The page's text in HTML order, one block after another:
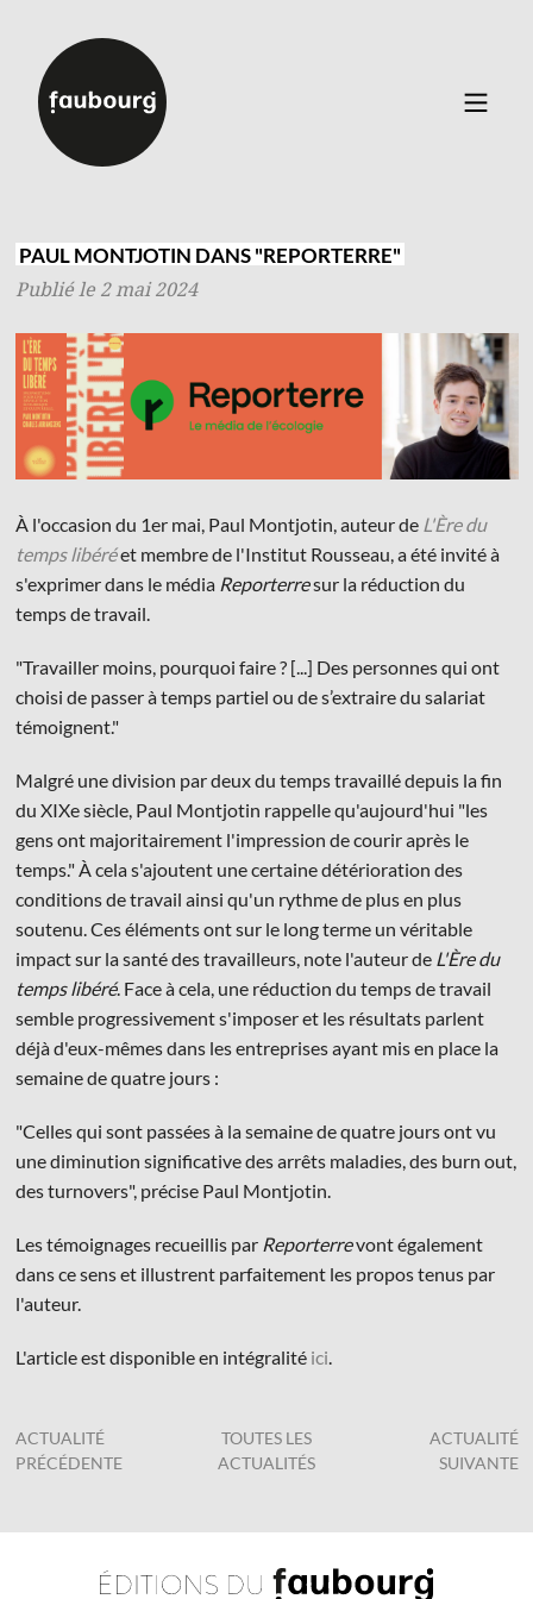
Auteurs
Événements
Contact
Connexion Inscription
© Les Éditions du Faubourg 2026
42 rue Planchat 75020 Paris
CGV•Mentions légales•Politique de confidentialité
PAUL MONTJOTIN DANS "REPORTERRE"
Publié le 2 mai 2024
À l'occasion du 1er mai, Paul Montjotin, auteur de L'Ère du
temps libéréet membre de l'Institut Rousseau, a été invité à
s'exprimer dans le média Reporterresur la réduction du
temps de travail.
"Travailler moins, pourquoi faire ? [...] Des personnes qui ont
choisi de passer à temps partiel ou de s’extraire du salariat
témoignent."
Malgré une division par deux du temps travaillé depuis la fin
du XIXe siècle, Paul Montjotin rappelle qu'aujourd'hui "les
gens ont majoritairement l'impression de courir après le
temps." À cela s'ajoutent une certaine détérioration des
conditions de travail ainsi qu'un rythme de plus en plus
soutenu. Ces éléments ont sur le long terme un véritable
impact sur la santé des travailleurs, note l'auteur de L'Ère du
temps libéré. Face à cela, une réduction du temps de travail
semble progressivement s'imposer et les résultats parlent
déjà d'eux-mêmes dans les entreprises ayant mis en place la
semaine de quatre jours :
"Celles qui sont passées à la semaine de quatre jours ont vu
une diminution significative des arrêts maladies, des burn out,
des turnovers", précise Paul Montjotin.
Les témoignages recueillis par Reporterrevont également
dans ce sens et illustrent parfaitement les propos tenus par
l'auteur.
L'article est disponible en intégralité ici.
ACTUALITÉ
PRÉCÉDENTE
TOUTES LES
ACTUALITÉS
ACTUALITÉ
SUIVANTE